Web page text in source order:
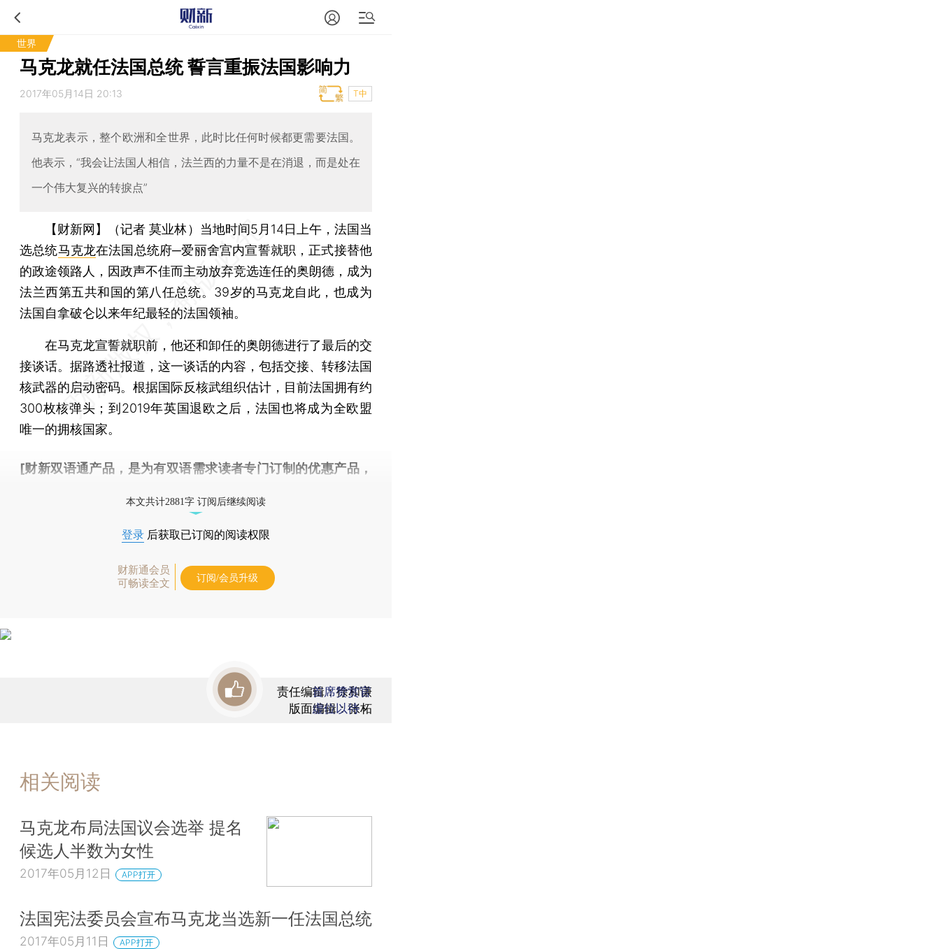
世界
马克龙就任法国总统 誓言重振法国影响力
2017年05月14日 20:13 T中
马克龙表示，整个欧洲和全世界，此时比任何时候都更需要法国。
他表示，“我会让法国人相信，法兰西的力量不是在消退，而是处在
一个伟大复兴的转捩点”
【财新网】（记者 莫业林） 当地时间5月14日上午，法国当
选总统马克龙在法国总统府─爱丽舍宫内宣誓就职，正式接替他
的政途领路人，因政声不佳而主动放弃竞选连任的奥朗德，成为
法兰西第五共和国的第八任总统。39岁的马克龙自此，也成为
法国自拿破仑以来年纪最轻的法国领袖。
在马克龙宣誓就职前，他还和卸任的奥朗德进行了最后的交
接谈话。据路透社报道，这一谈话的内容，包括交接、转移法国
核武器的启动密码。根据国际反核武组织估计，目前法国拥有约
300枚核弹头；到2019年英国退欧之后，法国也将成为全欧盟
唯一的拥核国家。
[财新双语通产品，是为有双语需求读者专门订制的优惠产品，
本文共计2881字 订阅后继续阅读
登录 后获取已订阅的阅读权限
财新通会员
可畅读全文
订阅/会员升级
责任编辑：徐和谦
版面编辑：张柘
首席赞赏官
虚位以待
相关阅读
马克龙布局法国议会选举 提名
候选人半数为女性
2017年05月12日 APP打开
法国宪法委员会宣布马克龙当选新一任法国总统
2017年05月11日 APP打开